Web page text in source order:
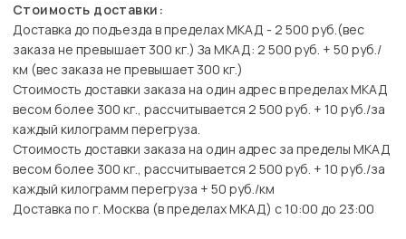
Стоимость доставки:
Доставка до подъезда в пределах МКАД - 2 500 руб.(вес
заказа не превышает 300 кг.) За МКАД: 2 500 руб. + 50 руб./
км (вес заказа не превышает 300 кг.)
Стоимость доставки заказа на один адрес в пределах МКАД
весом более 300 кг., рассчитывается 2 500 руб. + 10 руб./за
каждый килограмм перегруза.
Стоимость доставки заказа на один адрес за пределы МКАД
весом более 300 кг., рассчитывается 2 500 руб. + 10 руб./за
каждый килограмм перегруза + 50 руб./км
Доставка по г. Москва (в пределах МКАД) с 10:00 до 23:00